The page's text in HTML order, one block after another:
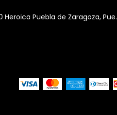
Heroica Puebla de Zaragoza, Pue.